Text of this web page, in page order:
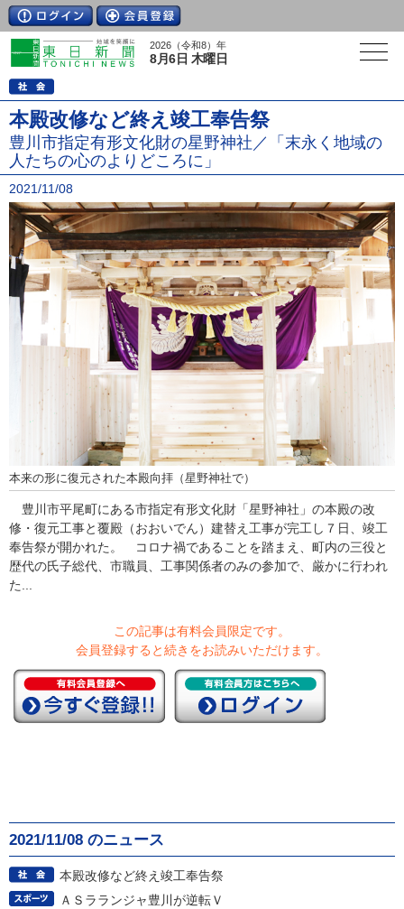
2026（令和8）年
8月6日 木曜日
本殿改修など終え竣工奉告祭
豊川市指定有形文化財の星野神社／「末永く地域の
人たちの心のよりどころに」
2021/11/08
本来の形に復元された本殿向拝（星野神社で）
豊川市平尾町にある市指定有形文化財「星野神社」の本殿の改
修・復元工事と覆殿（おおいでん）建替え工事が完工し７日、竣工
奉告祭が開かれた。 コロナ禍であることを踏まえ、町内の三役と
歴代の氏子総代、市職員、工事関係者のみの参加で、厳かに行われ
た...
この記事は有料会員限定です。
会員登録すると続きをお読みいただけます。
2021/11/08 のニュース
本殿改修など終え竣工奉告祭
ＡＳラランジャ豊川が逆転Ｖ